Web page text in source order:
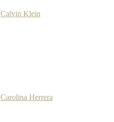
Calvin Klein
Carolina Herrera